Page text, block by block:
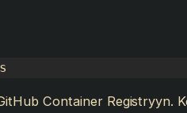
Container Registryyn.